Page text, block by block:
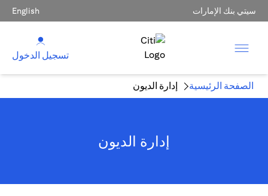
سيتي بنك الإمارات English
تسجيل الدخول
الصفحة الرئيسية إدارة الديون
إدارة الديون